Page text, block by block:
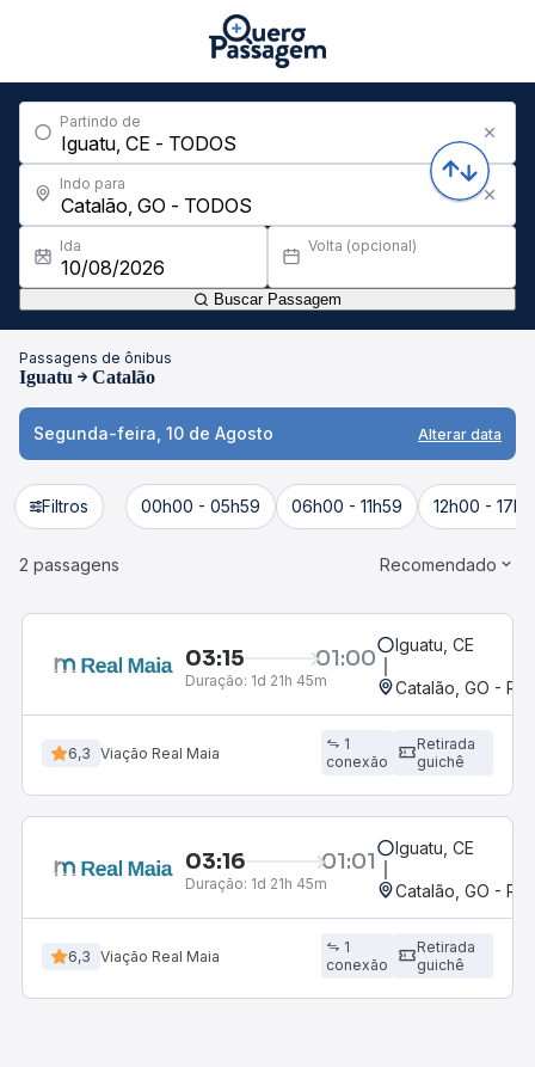
Partindo de
Indo para
Ida Volta (opcional)
Buscar Passagem
Passagens de ônibus
Iguatu Catalão
Segunda-feira, 10 de Agosto Alterar data
Filtros 00h00 - 05h59 06h00 - 11h59 12h00 -
2 passagens Recomendado
03:15 01:00
Duração: 1d 21h 45m
Iguatu, CE
Catalão, GO -
6,3 Viação Real Maia
1
conexão
Retirada
guichê
03:16 01:01
Duração: 1d 21h 45m
Iguatu, CE
Catalão, GO -
6,3 Viação Real Maia
1
conexão
Retirada
guichê